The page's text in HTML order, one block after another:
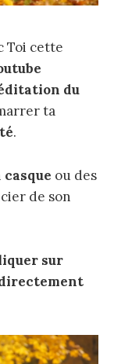
Toi cette
du
ta
.
casque ou des
de son
sur
directement